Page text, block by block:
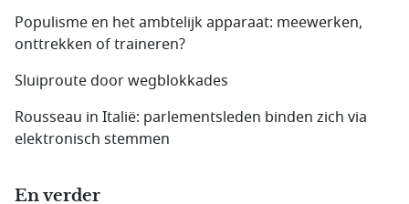
Populisme en het ambtelijk apparaat: meewerken,
onttrekken of traineren?
Sluiproute door wegblokkades
Rousseau in Italië: parlementsleden binden zich via
elektronisch stemmen
En verder